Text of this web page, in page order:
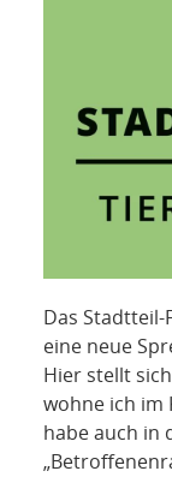
Das
eine neue
Hier stellt
wohne ich im
habe auch in